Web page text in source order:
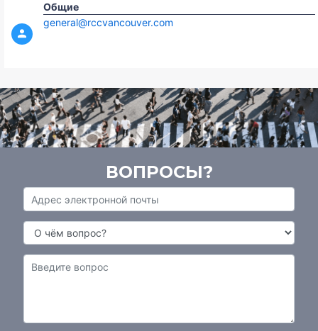
Общие
general@rccvancouver.com
ВОПРОСЫ?